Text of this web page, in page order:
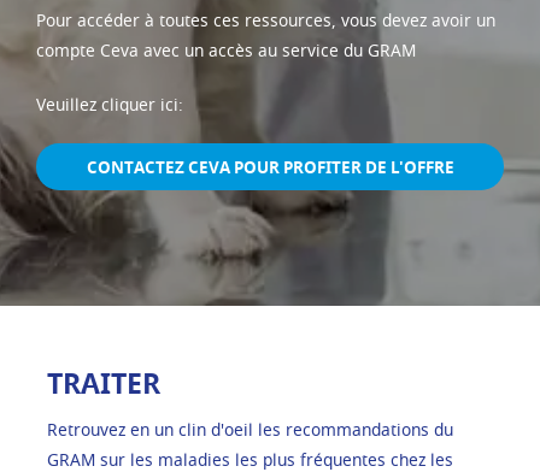
Pour accéder à toutes ces ressources, vous devez avoir un
compte Ceva avec un accès au service du GRAM
Veuillez cliquer ici:
CONTACTEZ CEVA POUR PROFITER DE L'OFFRE
TRAITER
Retrouvez en un clin d'oeil les recommandations du
GRAM sur les maladies les plus fréquentes chez les